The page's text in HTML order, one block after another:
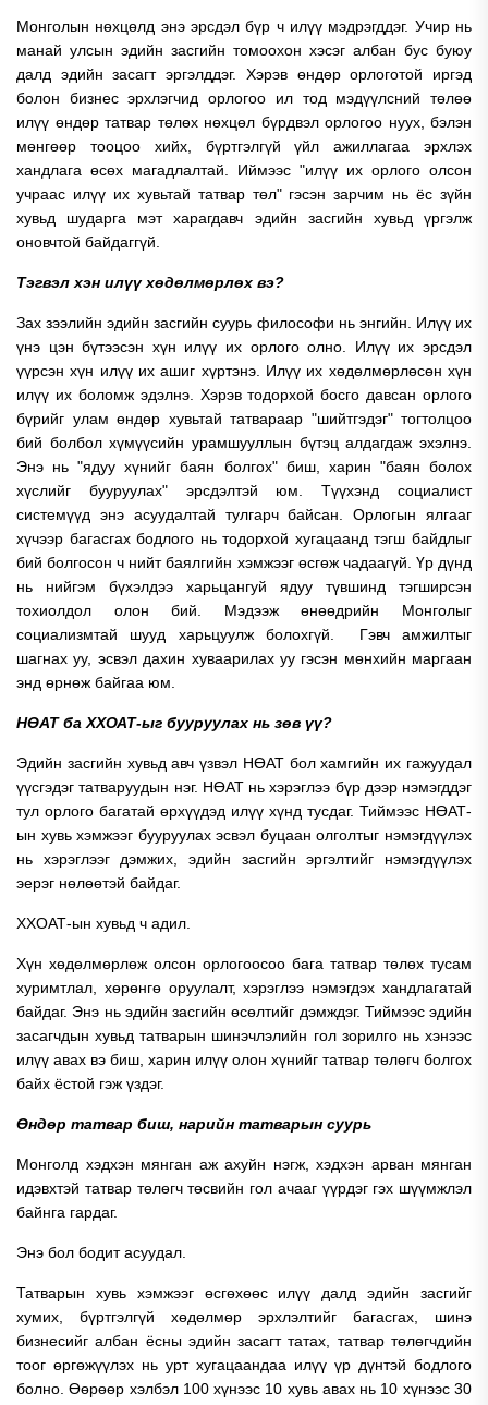
Монголын нөхцөлд энэ эрсдэл бүр ч илүү мэдрэгддэг. Учир нь
манай улсын эдийн засгийн томоохон хэсэг албан бус буюу
далд эдийн засагт эргэлддэг. Хэрэв өндөр орлоготой иргэд
болон бизнес эрхлэгчид орлогоо ил тод мэдүүлсний төлөө
илүү өндөр татвар төлөх нөхцөл бүрдвэл орлогоо нуух, бэлэн
мөнгөөр тооцоо хийх, бүртгэлгүй үйл ажиллагаа эрхлэх
хандлага өсөх магадлалтай. Иймээс "илүү их орлого олсон
учраас илүү их хувьтай татвар төл" гэсэн зарчим нь ёс зүйн
хувьд шударга мэт харагдавч эдийн засгийн хувьд үргэлж
оновчтой байдаггүй.
Тэгвэл хэн илүү хөдөлмөрлөх вэ?
Зах зээлийн эдийн засгийн суурь философи нь энгийн. Илүү их
үнэ цэн бүтээсэн хүн илүү их орлого олно. Илүү их эрсдэл
үүрсэн хүн илүү их ашиг хүртэнэ. Илүү их хөдөлмөрлөсөн хүн
илүү их боломж эдэлнэ. Хэрэв тодорхой босго давсан орлого
бүрийг улам өндөр хувьтай татвараар "шийтгэдэг" тогтолцоо
бий болбол хүмүүсийн урамшууллын бүтэц алдагдаж эхэлнэ.
Энэ нь "ядуу хүнийг баян болгох" биш, харин "баян болох
хүслийг бууруулах" эрсдэлтэй юм. Түүхэнд социалист
системүүд энэ асуудалтай тулгарч байсан. Орлогын ялгааг
хүчээр багасгах бодлого нь тодорхой хугацаанд тэгш байдлыг
бий болгосон ч нийт баялгийн хэмжээг өсгөж чадаагүй. Үр дүнд
нь нийгэм бүхэлдээ харьцангуй ядуу түвшинд тэгширсэн
тохиолдол олон бий. Мэдээж өнөөдрийн Монголыг
социализмтай шууд харьцуулж болохгүй. Гэвч амжилтыг
шагнах уу, эсвэл дахин хуваарилах уу гэсэн мөнхийн маргаан
энд өрнөж байгаа юм.
НӨАТ ба ХХОАТ-ыг бууруулах нь зөв үү?
Эдийн засгийн хувьд авч үзвэл НӨАТ бол хамгийн их гажуудал
үүсгэдэг татваруудын нэг. НӨАТ нь хэрэглээ бүр дээр нэмэгддэг
тул орлого багатай өрхүүдэд илүү хүнд тусдаг. Тиймээс НӨАТ-
ын хувь хэмжээг бууруулах эсвэл буцаан олголтыг нэмэгдүүлэх
нь хэрэглээг дэмжих, эдийн засгийн эргэлтийг нэмэгдүүлэх
эерэг нөлөөтэй байдаг.
ХХОАТ-ын хувьд ч адил.
Хүн хөдөлмөрлөж олсон орлогоосоо бага татвар төлөх тусам
хуримтлал, хөрөнгө оруулалт, хэрэглээ нэмэгдэх хандлагатай
байдаг. Энэ нь эдийн засгийн өсөлтийг дэмждэг. Тиймээс эдийн
засагчдын хувьд татварын шинэчлэлийн гол зорилго нь хэнээс
илүү авах вэ биш, харин илүү олон хүнийг татвар төлөгч болгох
байх ёстой гэж үздэг.
Өндөр татвар биш, нарийн татварын суурь
Монголд хэдхэн мянган аж ахуйн нэгж, хэдхэн арван мянган
идэвхтэй татвар төлөгч төсвийн гол ачааг үүрдэг гэх шүүмжлэл
байнга гардаг.
Энэ бол бодит асуудал.
Татварын хувь хэмжээг өсгөхөөс илүү далд эдийн засгийг
хумих, бүртгэлгүй хөдөлмөр эрхлэлтийг багасгах, шинэ
бизнесийг албан ёсны эдийн засагт татах, татвар төлөгчдийн
тоог өргөжүүлэх нь урт хугацаандаа илүү үр дүнтэй бодлого
болно. Өөрөөр хэлбэл 100 хүнээс 10 хувь авах нь 10 хүнээс 30